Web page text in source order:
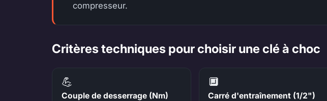
compresseur.
Critères techniques pour choisir une clé à choc
💪
Couple de desserrage (Nm)
🔲
Carré d'entraînement (1/2")